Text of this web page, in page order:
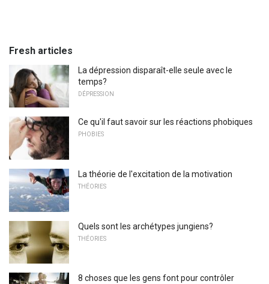
Fresh articles
La dépression disparaît-elle seule avec le
temps?
DÉPRESSION
Ce qu'il faut savoir sur les réactions phobiques
PHOBIES
La théorie de l'excitation de la motivation
THÉORIES
Quels sont les archétypes jungiens?
THÉORIES
8 choses que les gens font pour contrôler